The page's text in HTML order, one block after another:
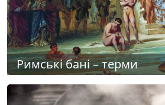
Римські бані – терми